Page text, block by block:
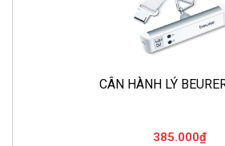
CÂN HÀNH LÝ
385.000₫